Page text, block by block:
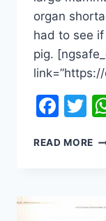
organ
had to see
pig.
READ MORE